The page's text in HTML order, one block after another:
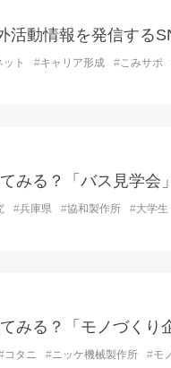
ト #キャリア形成 #こみサポ
みる？「バス見学会
#兵庫県 #協和製作所 #大学生
コタニ #ニッケ機械製作所 #モ